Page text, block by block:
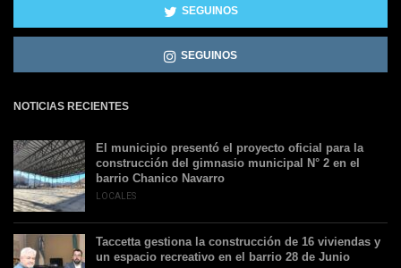
SEGUINOS
SEGUINOS
NOTICIAS RECIENTES
El municipio presentó el proyecto oficial para la
construcción del gimnasio municipal N° 2 en el
barrio Chanico Navarro
LOCALES
Taccetta gestiona la construcción de 16 viviendas y
un espacio recreativo en el barrio 28 de Junio